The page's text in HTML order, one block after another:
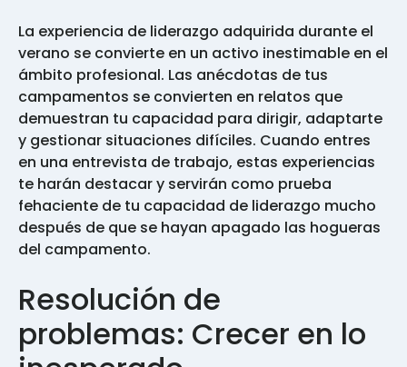
La experiencia de liderazgo adquirida durante el
verano se convierte en un activo inestimable en el
ámbito profesional. Las anécdotas de tus
campamentos se convierten en relatos que
demuestran tu capacidad para dirigir, adaptarte
y gestionar situaciones difíciles. Cuando entres
en una entrevista de trabajo, estas experiencias
te harán destacar y servirán como prueba
fehaciente de tu capacidad de liderazgo mucho
después de que se hayan apagado las hogueras
del campamento.
Resolución de
problemas: Crecer en lo